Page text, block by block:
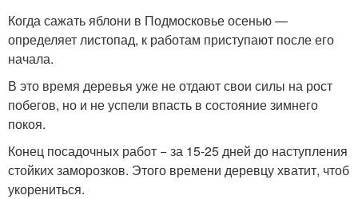
Когда сажать яблони в Подмосковье осенью —
определяет листопад, к работам приступают после его
начала.
В это время деревья уже не отдают свои силы на рост
побегов, но и не успели впасть в состояние зимнего
покоя.
Конец посадочных работ − за 15-25 дней до наступления
стойких заморозков. Этого времени деревцу хватит, чтоб
укорениться.